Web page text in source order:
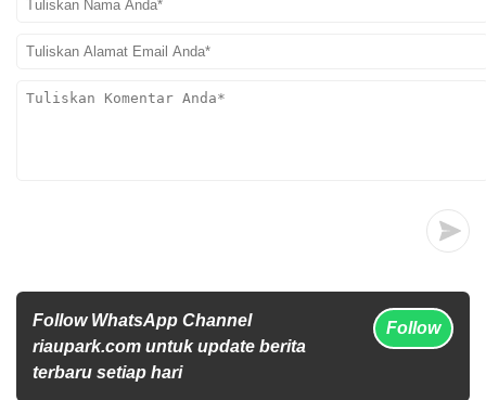
Follow WhatsApp Channel
riaupark.com untuk update berita
terbaru setiap hari
Follow